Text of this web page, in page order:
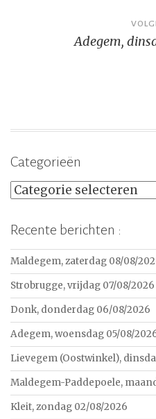
Adegem,
Categorieën
Categorieën
Recente berichten :
Maldegem, zaterdag 08/08/
Strobrugge, vrijdag 07/08/2026
Donk, donderdag 06/08/2026
Adegem, woensdag 05/08/
Lievegem (Oostwinkel),
Maldegem-Paddepoele,
Kleit, zondag 02/08/2026